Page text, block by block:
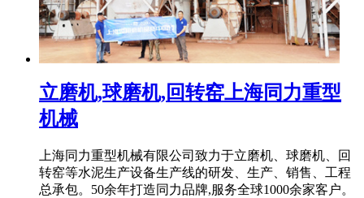
立磨机,球磨机,回转窑上海同力重型
机械
上海同力重型机械有限公司致力于立磨机、球磨机、回
转窑等水泥生产设备生产线的研发、生产、销售、工程
总承包。50余年打造同力品牌,服务全球1000余家客户。